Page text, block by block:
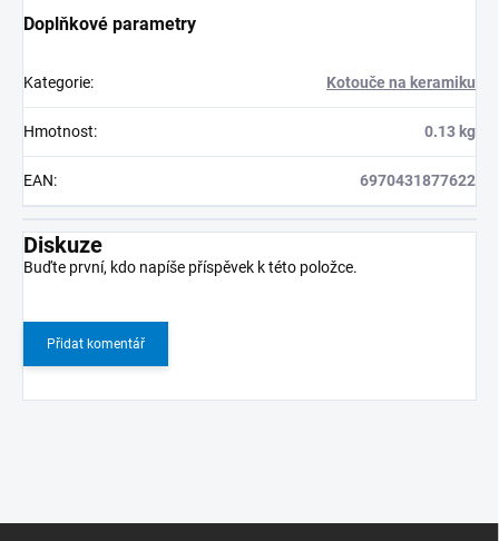
Doplňkové parametry
Kategorie: Kotouče na keramiku
Hmotnost: 0.13 kg
EAN: 6970431877622
Diskuze
Buďte první, kdo napíše příspěvek k této položce.
Přidat komentář